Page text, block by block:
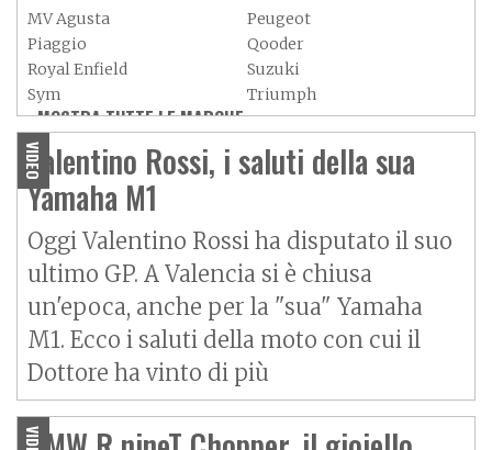
MV Agusta
Peugeot
Piaggio
Qooder
Royal Enfield
Suzuki
Sym
Triumph
Vespa
Yamaha
Adiva
Adly
Aeon
Aspes
Axy
MOSTRA TUTTE LE MARCHE »
VIDEO
Valentino Rossi, i saluti della sua
Yamaha M1
Oggi Valentino Rossi ha disputato il suo
ultimo GP. A Valencia si è chiusa
un'epoca, anche per la "sua" Yamaha
M1. Ecco i saluti della moto con cui il
Dottore ha vinto di più